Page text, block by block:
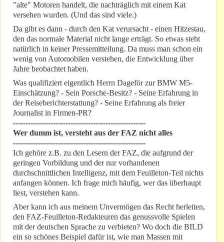
"alte" Motoren handelt, die nachträglich mit einem Kat
versehen wurden. (Und das sind viele.)
Da gibt es dann - durch den Kat verursacht - einen Hitzestau,
den das normale Material nicht lange erträgt. So etwas steht
natürlich in keiner Pressemitteilung. Da muss man schon ein
wenig von Automobilen verstehen, die Entwicklung über
Jahre beobachtet haben.
Was qualifiziert eigentlich Herrn Dageför zur BMW M5-
Einschätzung? - Sein Porsche-Besitz? - Seine Erfahrung in
der Reiseberichterstattung? - Seine Erfahrung als freier
Journalist in Firmen-PR?
-----------------------------------------------------
Wer dumm ist, versteht aus der FAZ nicht alles
-----------------------------------------------------
Ich gehöre z.B. zu den Lesern der FAZ, die aufgrund der
geringen Vorbildung und der nur vorhandenen
durchschnittlichen Intelligenz, mit dem Feuilleton-Teil nichts
anfangen können. Ich frage mich häufig, wer das überhaupt
liest, verstehen kann.
Aber kann ich aus meinem Unvermögen das Recht herleiten,
den FAZ-Feuilleton-Redakteuren das genussvolle Spielen
mit der deutschen Sprache zu verbieten? Wo doch die BILD
ein so schönes Beispiel dafür ist, wie man Massen mit